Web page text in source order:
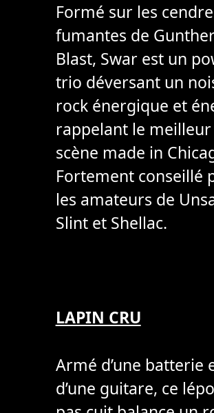
Formé sur les
fumantes de
Blast, Swar est un
trio déversant un
rock énergique et
rappelant le meilleur
scène made in
Fortement conseillé
les amateurs de
Slint et Shellac.
LAPIN CRU
Armé d’une batterie
d’une guitare, ce